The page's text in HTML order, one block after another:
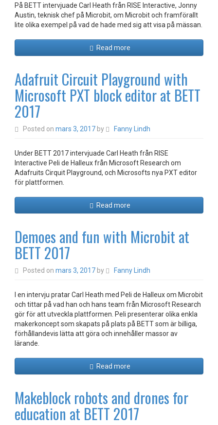
På BETT intervjuade Carl Heath från RISE Interactive, Jonny
Austin, teknisk chef på Microbit, om Microbit och framförallt
lite olika exempel på vad de hade med sig att visa på mässan.
Read more
Adafruit Circuit Playground with
Microsoft PXT block editor at BETT
2017
Posted on mars 3, 2017 by Fanny Lindh
Under BETT 2017 intervjuade Carl Heath från RISE
Interactive Peli de Halleux från Microsoft Research om
Adafruits Cirquit Playground, och Microsofts nya PXT editor
för plattformen.
Read more
Demoes and fun with Microbit at
BETT 2017
Posted on mars 3, 2017 by Fanny Lindh
I en intervju pratar Carl Heath med Peli de Halleux om Microbit
och tittar på vad han och hans team från Microsoft Research
gör för att utveckla plattformen. Peli presenterar olika enkla
makerkoncept som skapats på plats på BETT som är billiga,
förhållandevis lätta att göra och innehåller massor av
lärande.
Read more
Makeblock robots and drones for
education at BETT 2017